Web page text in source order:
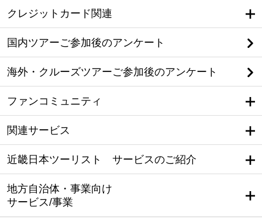
クレジットカード関連
国内ツアーご参加後のアンケート
海外・クルーズツアーご参加後のアンケート
ファンコミュニティ
関連サービス
近畿日本ツーリスト サービスのご紹介
地方自治体・事業向け
サービス/事業